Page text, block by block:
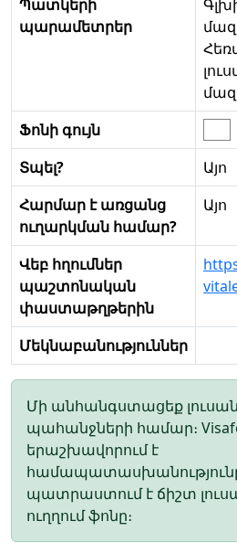
Պատկերի
պարամետրեր
Ֆոնի գույն
Տպել?
Այո
Հարմար է առցանց
ուղարկման համար?
Այո
Վեբ հղումներ
պաշտոնական
փաստաթղթերին
Մեկնաբանություններ
Մի անհանգստացեք
պահանջների համար։
երաշխավորում է
պատրաստում է ճիշտ
ուղղում ֆոնը։